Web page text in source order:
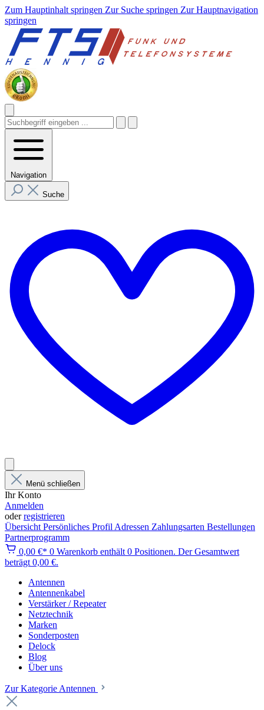
Zum Hauptinhalt springen Zur Suche springen Zur Hauptnavigation
springen
Navigation
Suche
Menü schließen
Ihr Konto
Anmelden
oderregistrieren
Übersicht Persönliches Profil Adressen Zahlungsarten Bestellungen
Partnerprogramm
0,00 €* 0 Warenkorb enthält 0 Positionen. Der Gesamtwert
beträgt 0,00 €.
Antennen
Antennenkabel
Verstärker / Repeater
Netztechnik
Marken
Sonderposten
Delock
Blog
Über uns
Zur Kategorie Antennen